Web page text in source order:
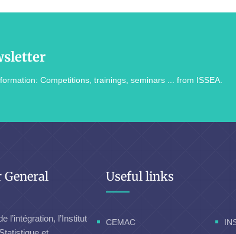
Competitions, trainings, seminars ... from ISSEA.
l’intégration, l’Institut
Useful links
CEMAC